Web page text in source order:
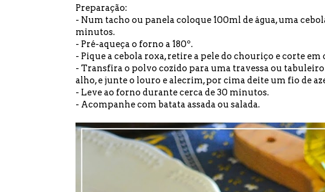
Preparação:
- Num tacho ou panela coloque 100ml de água, uma
minutos.
- Pré-aqueça o forno a 180º.
- Pique a cebola roxa, retire a pele do chouriço e corte em
- Transfira o polvo cozido para uma travessa ou
alho, e junte o louro e alecrim, por cima deite um fio de
- Leve ao forno durante cerca de 30 minutos.
- Acompanhe com batata assada ou salada.